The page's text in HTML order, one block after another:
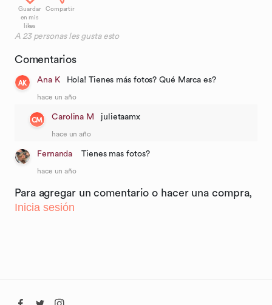
Guardar
en mis
likes
Compartir
A 23personas les gusta esto
Comentarios
AK Ana K Hola! Tienes más fotos? Qué Marca es?
hace un año
CM Carolina M julietaamx
hace un año
Fernanda Tienes mas fotos?
hace un año
Para agregar un comentario o hacer una compra,
Inicia sesión